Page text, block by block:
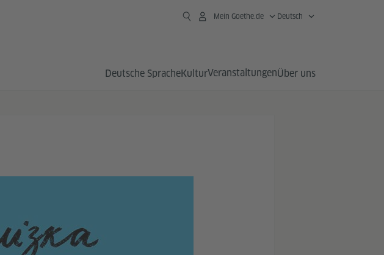
Mein Goethe.de Deutsch
Deutsche SpracheKulturVeranstaltungenÜber uns